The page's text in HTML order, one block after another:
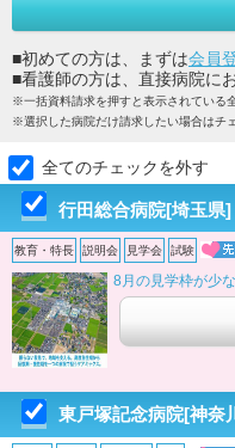
■初めての方は、まずは会員
■看護師の方は、直接病院に
※一括資料請求を押すと表示されている
※選択した病院だけ請求したい場合はチ
全てのチェックを外す
行田総合病院[埼玉県]
教育・特長 説明会 見学会 試験
8月の見学枠が少
東戸塚記念病院[神奈